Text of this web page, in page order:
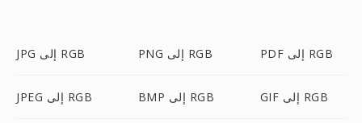
JPG إلى RGB PNG إلى RGB PDF إلى RGB
JPEG إلى RGB BMP إلى RGB GIF إلى RGB